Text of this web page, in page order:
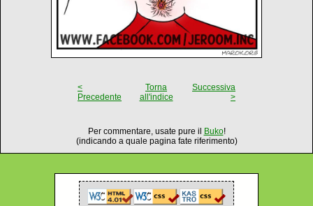
<
Precedente
Torna
all'indice
Successiva
>
Per commentare, usate pure il Buko!
(indicando a quale pagina fate riferimento)